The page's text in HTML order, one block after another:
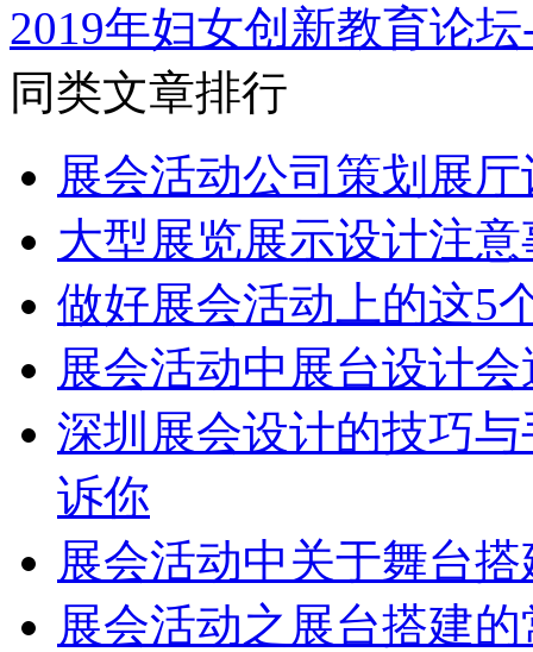
2019年妇女创新教育论
同类文章排行
展会活动公司策划展
大型展览展示设计注
做好展会活动上的这5
展会活动中展台设计
深圳展会设计的技巧
诉你
展会活动中关于舞台
展会活动之展台搭建